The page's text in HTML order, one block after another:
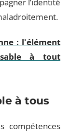
: l'élément
à tout
à tous
compétences